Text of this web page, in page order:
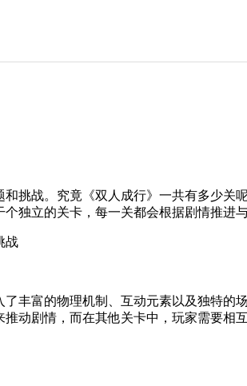
挑战。究竟《双人成行》一共有多少关
独立的关卡，每一关都会根据剧情推进与
丰富的物理机制、互动元素以及独特的
动剧情，而在其他关卡中，玩家需要相